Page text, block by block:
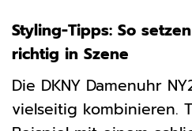
Styling-Tipps: So
richtig in Szene
Die DKNY Damenuhr
vielseitig kombinieren.